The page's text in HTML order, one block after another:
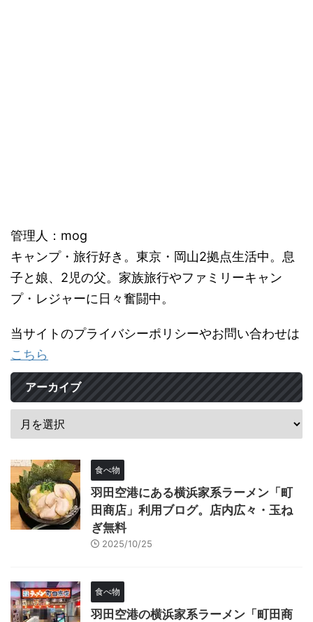
管理人：mog
キャンプ・旅行好き。東京・岡山2拠点生活中。息
子と娘、2児の父。家族旅行やファミリーキャン
プ・レジャーに日々奮闘中。
当サイトのプライバシーポリシーやお問い合わせは
こちら
アーカイブ
食べ物
羽田空港にある横浜家系ラーメン「町
田商店」利用ブログ。店内広々・玉ね
ぎ無料
2025/10/25
食べ物
羽田空港の横浜家系ラーメン「町田商